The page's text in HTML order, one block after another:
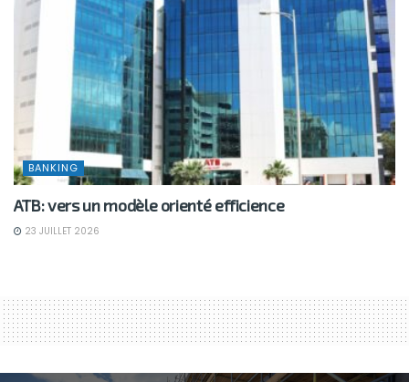
BANKING
ATB: vers un modèle orienté efficience
23 JUILLET 2026